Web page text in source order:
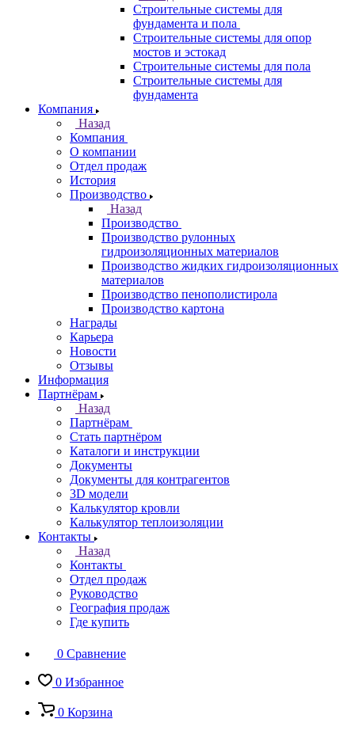
Строительные системы для
фундамента и пола
Строительные системы для опор
мостов и эстокад
Строительные системы для пола
Строительные системы для
фундамента
Компания
Назад
Компания
О компании
Отдел продаж
История
Производство
Назад
Производство
Производство рулонных
гидроизоляционных материалов
Производство жидких гидроизоляционных
материалов
Производство пенополистирола
Производство картона
Награды
Карьера
Новости
Отзывы
Информация
Партнёрам
Назад
Партнёрам
Стать партнёром
Каталоги и инструкции
Документы
Документы для контрагентов
3D модели
Калькулятор кровли
Калькулятор теплоизоляции
Контакты
Назад
Контакты
Отдел продаж
Руководство
География продаж
Где купить
0 Сравнение
0 Избранное
0 Корзина